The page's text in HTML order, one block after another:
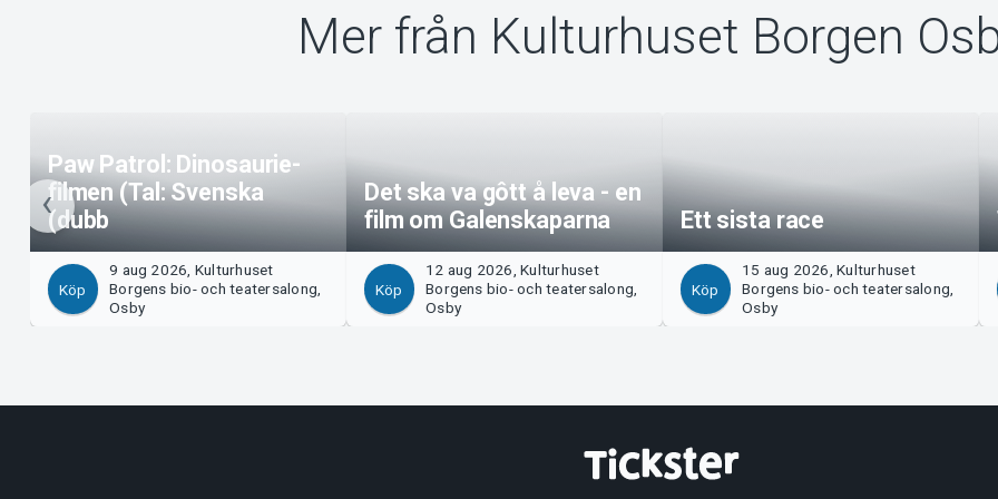
Mer från Kulturhuset Borgen
Paw Patrol: Dinosaurie-
filmen (Tal: Svenska
(dubb
Köp
9 aug 2026, Kulturhuset
Borgens bio- och teatersalong,
Osby
Det ska va gôtt å leva - en
film om Galenskaparna
Köp
12 aug 2026, Kulturhuset
Borgens bio- och teatersalong,
Osby
Ett sista race
Köp
15 aug 2026, Kulturhuset
Borgens bio- och teatersalong,
Osby